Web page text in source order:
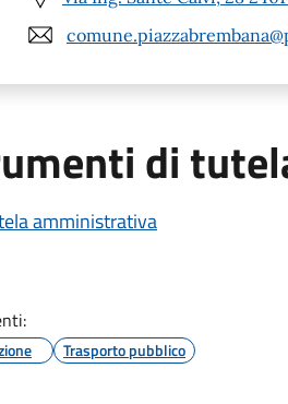
di
amministrativa
Trasporto pubblico